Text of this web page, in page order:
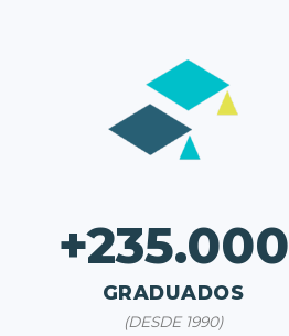
+235.000
GRADUADOS
(DESDE 1990)